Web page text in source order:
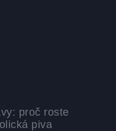
proč roste
piva